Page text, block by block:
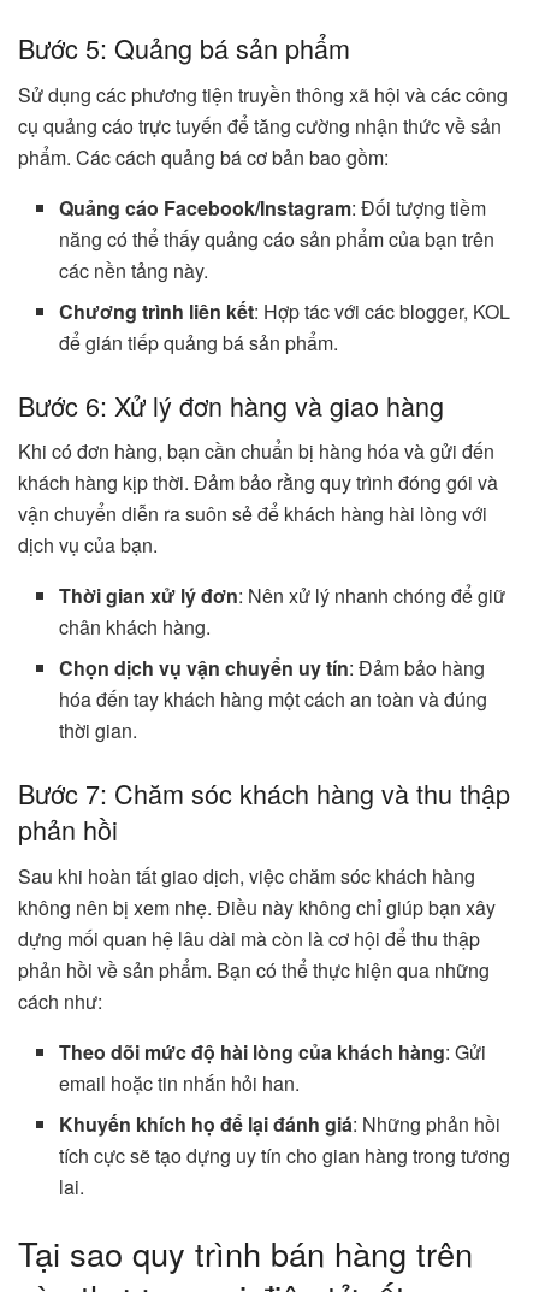
Bước 5: Quảng bá sản phẩm
Sử dụng các phương tiện truyền thông xã hội và các công
cụ quảng cáo trực tuyến để tăng cường nhận thức về sản
phẩm. Các cách quảng bá cơ bản bao gồm:
Quảng cáo Facebook/Instagram: Đối tượng tiềm
năng có thể thấy quảng cáo sản phẩm của bạn trên
các nền tảng này.
Chương trình liên kết: Hợp tác với các blogger, KOL
để gián tiếp quảng bá sản phẩm.
Bước 6: Xử lý đơn hàng và giao hàng
Khi có đơn hàng, bạn cần chuẩn bị hàng hóa và gửi đến
khách hàng kịp thời. Đảm bảo rằng quy trình đóng gói và
vận chuyển diễn ra suôn sẻ để khách hàng hài lòng với
dịch vụ của bạn.
Thời gian xử lý đơn: Nên xử lý nhanh chóng để giữ
chân khách hàng.
Chọn dịch vụ vận chuyển uy tín: Đảm bảo hàng
hóa đến tay khách hàng một cách an toàn và đúng
thời gian.
Bước 7: Chăm sóc khách hàng và thu thập
phản hồi
Sau khi hoàn tất giao dịch, việc chăm sóc khách hàng
không nên bị xem nhẹ. Điều này không chỉ giúp bạn xây
dựng mối quan hệ lâu dài mà còn là cơ hội để thu thập
phản hồi về sản phẩm. Bạn có thể thực hiện qua những
cách như:
Theo dõi mức độ hài lòng của khách hàng: Gửi
email hoặc tin nhắn hỏi han.
Khuyến khích họ để lại đánh giá: Những phản hồi
tích cực sẽ tạo dựng uy tín cho gian hàng trong tương
lai.
Tại sao quy trình bán hàng trên